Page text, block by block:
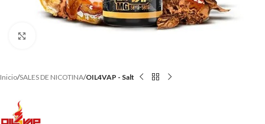
Inicio SALES DE NICOTINA OIL4VAP - Salt